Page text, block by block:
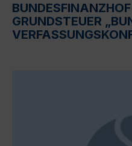
GRUNDSTEUER